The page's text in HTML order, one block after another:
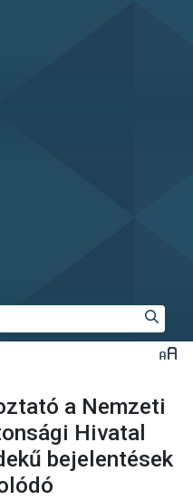
a Nemzeti
Hivatal
bejelentések